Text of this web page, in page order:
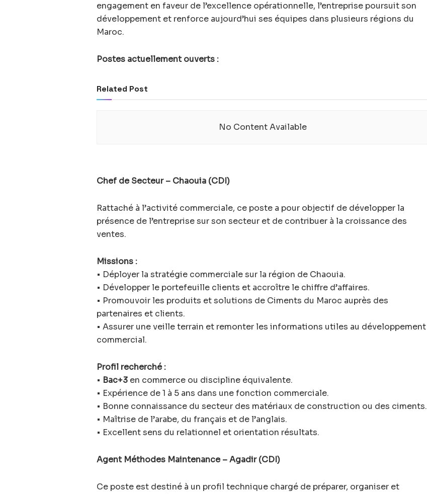
engagement en faveur de l’excellence opérationnelle, l’entreprise poursuit son
développement et renforce aujourd’hui ses équipes dans plusieurs régions du
Maroc.
Postes actuellement ouverts :
Related Post
No Content Available
Chef de Secteur – Chaouia (CDI)
Rattaché à l’activité commerciale, ce poste a pour objectif de développer la
présence de l’entreprise sur son secteur et de contribuer à la croissance des
ventes.
Missions :
• Déployer la stratégie commerciale sur la région de Chaouia.
• Développer le portefeuille clients et accroître le chiffre d’affaires.
• Promouvoir les produits et solutions de Ciments du Maroc auprès des
partenaires et clients.
• Assurer une veille terrain et remonter les informations utiles au développement
commercial.
Profil recherché :
• Bac+3 en commerce ou discipline équivalente.
• Expérience de 1 à 5 ans dans une fonction commerciale.
• Bonne connaissance du secteur des matériaux de construction ou des ciments.
• Maîtrise de l’arabe, du français et de l’anglais.
• Excellent sens du relationnel et orientation résultats.
Agent Méthodes Maintenance – Agadir (CDI)
Ce poste est destiné à un profil technique chargé de préparer, organiser et